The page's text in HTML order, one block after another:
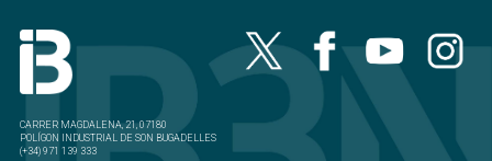
CARRER MAGDALENA, 21, 07180
POLÍGON INDUSTRIAL DE SON BUGADELLES
(+34) 971 139 333